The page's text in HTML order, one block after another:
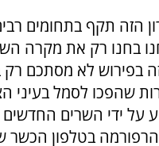
הזה תקף בתחומים
בחנו רק את מקרה
בפירוש לא מסתכם רק
שהפכו לסמל בעיני
על ידי השרים
הרפורמה בטלפון